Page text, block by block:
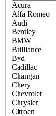
Acura
Alfa Romeo
Audi
Bentley
BMW
Brilliance
Byd
Cadillac
Changan
Chery
Chevrolet
Chrysler
Citroen